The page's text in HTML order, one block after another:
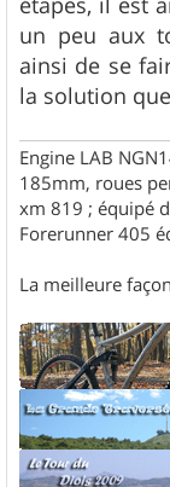
un peu aux
ainsi de se
la solution
Engine LAB
185mm, roues
xm 819 ; équipé
Forerunner 405
La meilleure